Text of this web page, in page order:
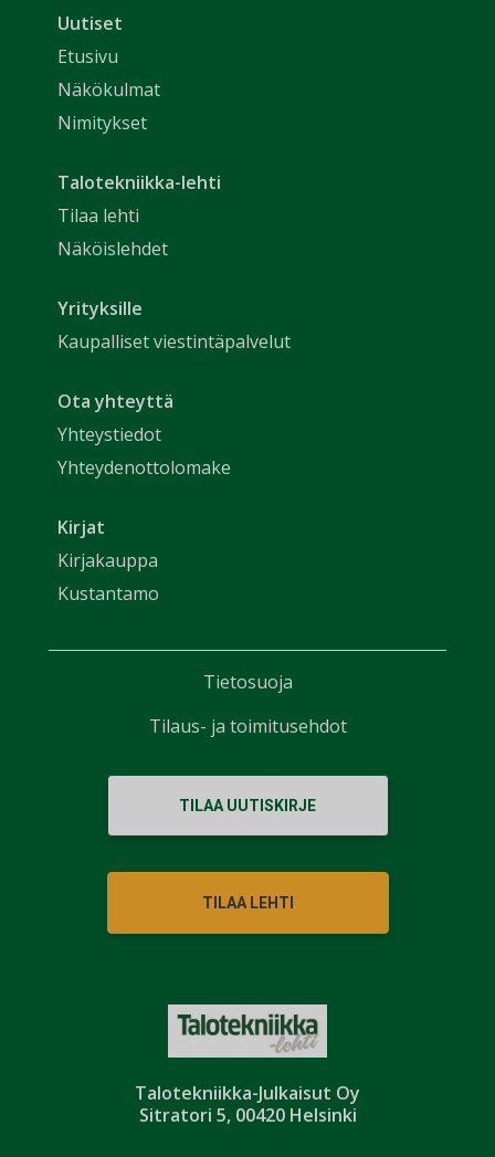
Talotekniikka-Julkaisut Oy
Sitratori 5, 00420 Helsinki
Uutiset
Etusivu
Näkökulmat
Nimitykset
Talotekniikka-lehti
Tilaa lehti
Näköislehdet
Yrityksille
Kaupalliset viestintäpalvelut
Ota yhteyttä
Yhteystiedot
Yhteydenottolomake
Kirjat
Kirjakauppa
Kustantamo
TILAA UUTISKIRJE
TILAA LEHTI
Tietosuoja
Tilaus- ja toimitusehdot